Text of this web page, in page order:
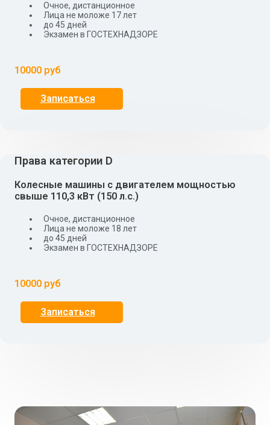
Очное, дистанционное
Лица не моложе 17 лет
до 45 дней
Экзамен в ГОСТЕХНАДЗОРЕ
10000 руб
Записаться
Права категории D
Колесные машины с двигателем мощностью
свыше 110,3 кВт (150 л.с.)
Очное, дистанционное
Лица не моложе 18 лет
до 45 дней
Экзамен в ГОСТЕХНАДЗОРЕ
10000 руб
Записаться